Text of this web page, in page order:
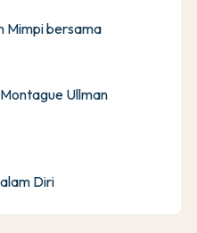
Mimpi bersama
Ullman
Diri